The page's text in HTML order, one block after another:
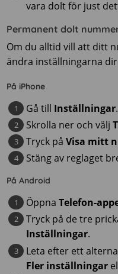
vara dolt för just
Permanent dolt
Om du alltid vill att ditt
ändra inställningarna
På iPhone
Gå till Inställningar.
Skrolla ner och välj
Tryck påVisa mitt
Stäng av reglaget
På Android
ÖppnaTelefon-
Tryck på de tre
Inställningar.
Leta efter ett
Fler inställningar